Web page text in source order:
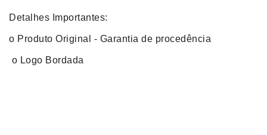
Detalhes Importantes:
o Produto Original - Garantia de procedência
o Logo Bordada